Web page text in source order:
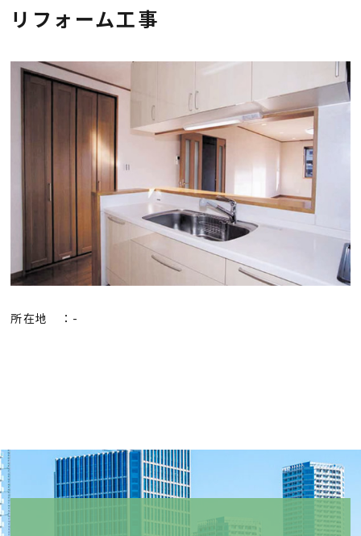
協力業者の皆様へ
採用情報
お知らせ
お問い合わせ
プライバシーポリシー
リフォーム工事
所在地 ：-